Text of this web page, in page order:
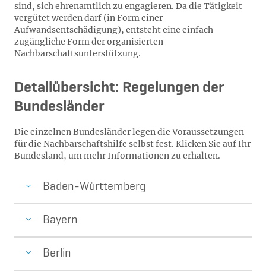
sind, sich ehrenamtlich zu engagieren. Da die Tätigkeit
vergütet werden darf (in Form einer
Aufwandsentschädigung), entsteht eine einfach
zugängliche Form der organisierten
Nachbarschaftsunterstützung.
Detailübersicht: Regelungen der
Bundesländer
Die einzelnen Bundesländer legen die Voraussetzungen
für die Nachbarschaftshilfe selbst fest. Klicken Sie auf Ihr
Bundesland, um mehr Informationen zu erhalten.
Baden-Württemberg
Bayern
Berlin